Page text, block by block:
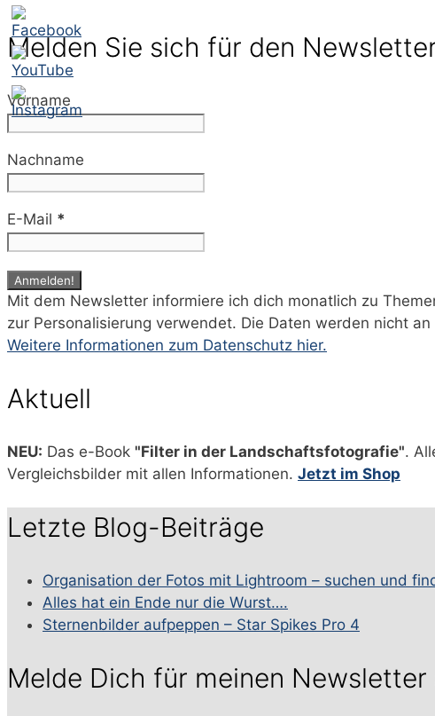
Melden Sie sich für den
Vorname
Nachname
E-Mail *
Mit dem Newsletter informiere ich dich monatlich zu
zur Personalisierung verwendet. Die Daten werden nicht
Weitere Informationen zum Datenschutz hier.
Aktuell
NEU: Das e-Book "Filter in der Landschaftsfotografie".
Vergleichsbilder mit allen Informationen. Jetzt im Shop
Letzte Blog-Beiträge
Organisation der Fotos mit Lightroom – suchen und
Alles hat ein Ende nur die Wurst….
Sternenbilder aufpeppen – Star Spikes Pro 4
Melde Dich für meinen Newsletter